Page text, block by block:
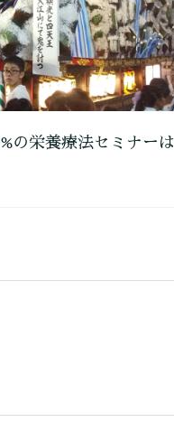
の栄養療法セミナーは